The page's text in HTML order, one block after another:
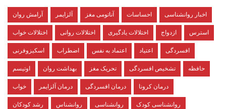
آرامش روان آلزایمر آناتومی مغز احساسات اخبار روانشناسی
اختلالات خواب اختلالات روانی اختلالات یادگیری ازدواج استرس
اسکیزوفرنی اضطراب اعتماد به نفس اعتیاد افسردگی
اوتیسم بهداشت روان تحریک مغز تشخیص افسردگی حافظه
خواب درمان آلزایمر درمان افسردگی درمان کرونا
رشد کودکان روانشناس روانشناسی روانشناسی کودک